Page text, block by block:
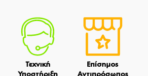
Τεχνική
Επίσημος